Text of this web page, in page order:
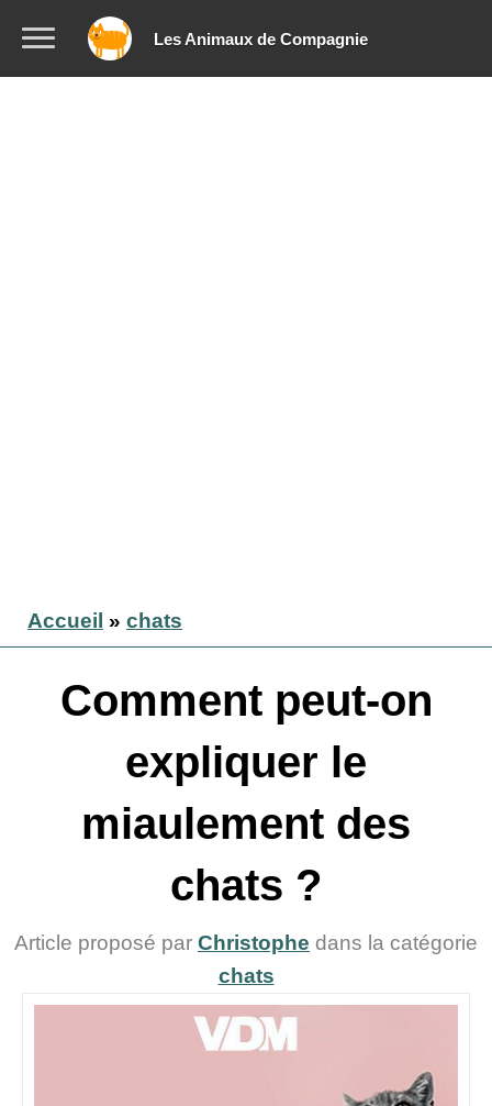
Les Animaux de Compagnie
Accueil » chats
Comment peut-on
expliquer le
miaulement des
chats ?
Article proposé par Christophe dans la catégorie
chats